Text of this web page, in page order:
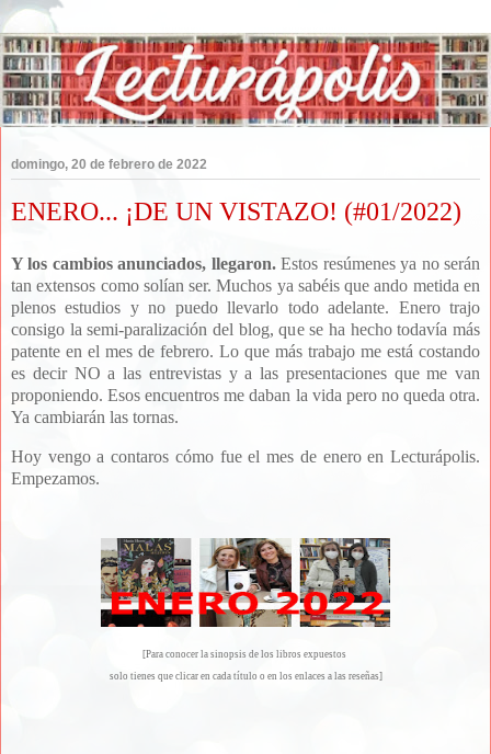
domingo, 20 de febrero de 2022
ENERO... ¡DE UN VISTAZO! (#01/2022)
Y los cambios anunciados, llegaron.Estos resúmenes ya no serán
tan extensos como solían ser. Muchos ya sabéis que ando metida en
plenos estudios y no puedo llevarlo todo adelante. Enero trajo
consigo la semi-paralización del blog, que se ha hecho todavía más
patente en el mes de febrero. Lo que más trabajo me está costando
es decir NO a las entrevistas y a las presentaciones que me van
proponiendo. Esos encuentros me daban la vida pero no queda otra.
Ya cambiarán las tornas.
Hoy vengo a contaros cómo fue el mes de enero en Lecturápolis.
Empezamos.
[Para conocer la sinopsis de los libros expuestos
solo tienes que clicar en cada título o en los enlaces a las reseñas]